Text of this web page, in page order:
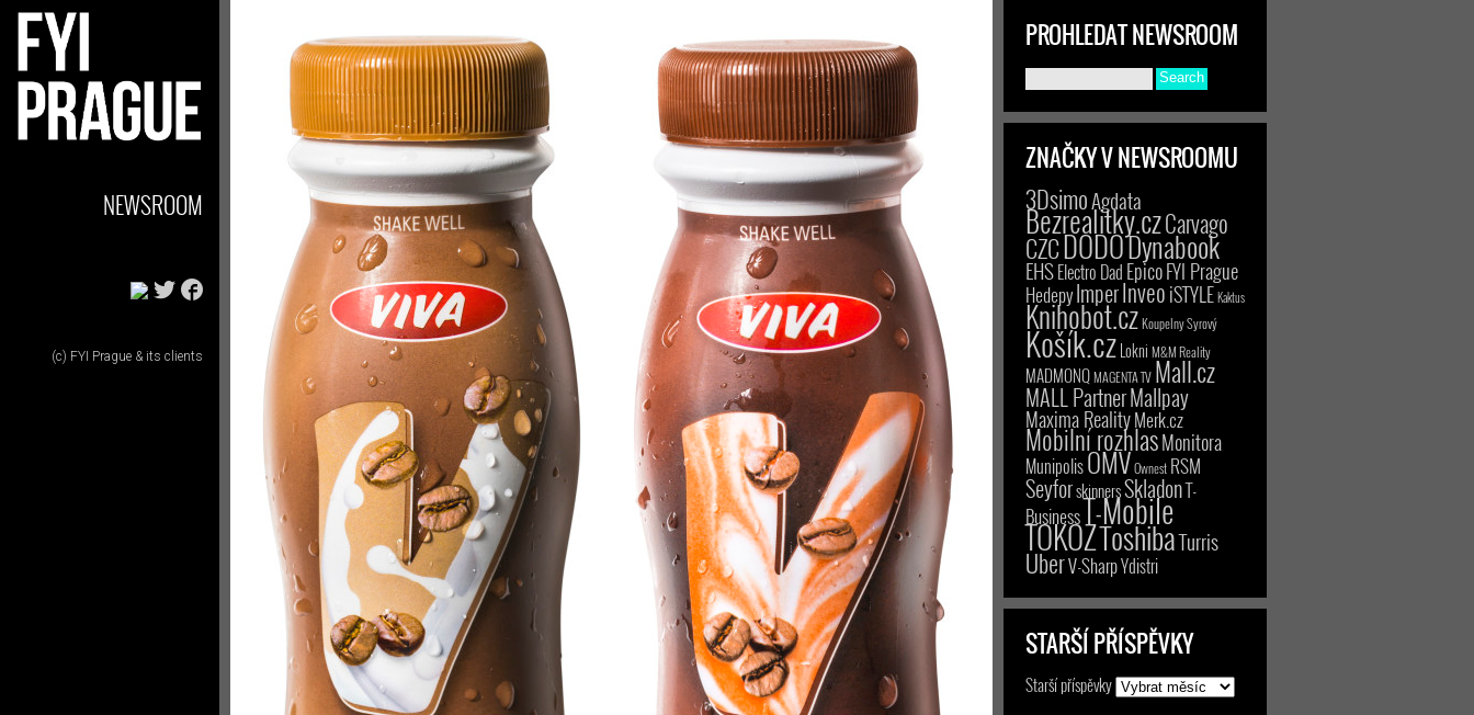
NEWSROOM
(c) FYI Prague & its clients
PROHLEDAT NEWSROOM
ZNAČKY V NEWSROOMU
3DsimoAgdata
Bezrealitky.czCarvago
CZCDODODynabook
EHSElectro Dad EpicoFYI Prague
HedepyImperInveoiSTYLEKaktus
Knihobot.czKoupelny Syrový
Košík.czLokni M&M Reality
MADMONQMAGENTA TV Mall.cz
MALL PartnerMallpay
Maxima RealityMerk.cz
Mobilní rozhlasMonitora
MunipolisOMVOwnest RSM
SeyforskinnersSkladonT-
BusinessT-Mobile
TOKOZToshibaTurris
UberV-SharpYdistri
STARŠÍ PŘÍSPĚVKY
Starší příspěvky